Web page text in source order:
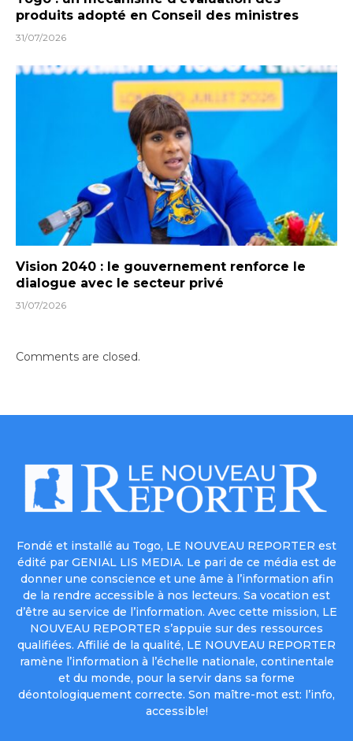
produits adopté en Conseil des ministres
31/07/2026
Vision 2040 : le gouvernement renforce le
dialogue avec le secteur privé
31/07/2026
Comments are closed.
Fondé et installé au Togo, LE NOUVEAU REPORTER est
édité par GENIAL LIS MEDIA. Le pari de ce média est de
donner une conscience et une âme à l’information afin
de la rendre accessible à nos lecteurs. Sa vocation est
d’être au service de l’information. Avec cette mission, LE
NOUVEAU REPORTER s’appuie sur des ressources
qualifiées. Affilié de la qualité, LE NOUVEAU REPORTER
ramène l’information à l’échelle nationale, continentale
et du monde, pour la servir dans sa forme
déontologiquement correcte. Son maître-mot est: l’info,
accessible!